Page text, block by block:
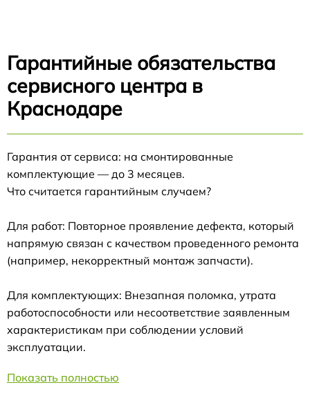
Гарантийные обязательства
сервисного центра в
Краснодаре
Гарантия от сервиса: на смонтированные
комплектующие — до 3 месяцев.
Что считается гарантийным случаем?
Для работ: Повторное проявление дефекта, который
напрямую связан с качеством проведенного ремонта
(например, некорректный монтаж запчасти).
Для комплектующих: Внезапная поломка, утрата
работоспособности или несоответствие заявленным
характеристикам при соблюдении условий
эксплуатации.
Показать полностью